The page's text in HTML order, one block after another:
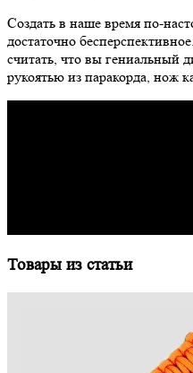
Создать в наше время по-
достаточно
считать, что вы гениальный
рукоятью из паракорда, нож
Товары из статьи